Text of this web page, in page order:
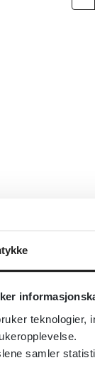
teknologier,
samler